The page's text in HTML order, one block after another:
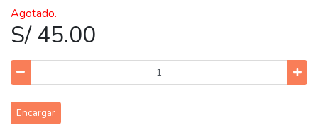
Agotado.
S/ 45.00
Encargar